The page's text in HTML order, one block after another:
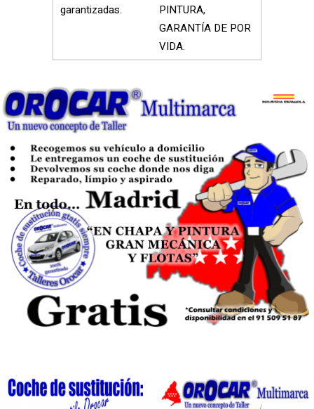
garantizadas.
PINTURA,
GARANTÍA DE POR
VIDA.